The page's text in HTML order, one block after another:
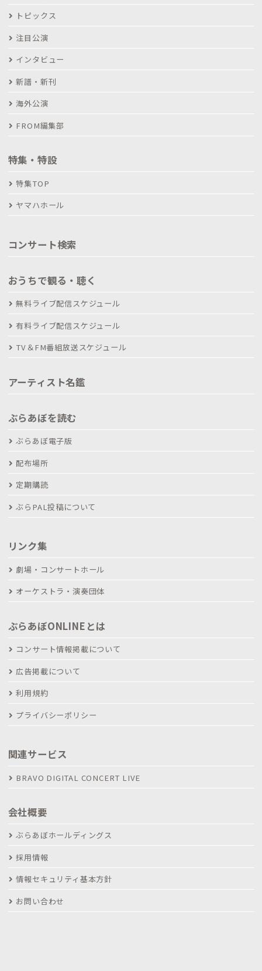
トピックス
注目公演
インタビュー
新譜・新刊
海外公演
FROM編集部
特集・特設
特集TOP
ヤマハホール
コンサート検索
おうちで観る・聴く
無料ライブ配信スケジュール
有料ライブ配信スケジュール
TV＆FM番組放送スケジュール
アーティスト名鑑
ぶらあぼを読む
ぶらあぼ電子版
配布場所
定期購読
ぶらPAL投稿について
リンク集
劇場・コンサートホール
オーケストラ・演奏団体
ぶらあぼONLINEとは
コンサート情報掲載について
広告掲載について
利用規約
プライバシーポリシー
関連サービス
BRAVO DIGITAL CONCERT LIVE
会社概要
ぶらあぼホールディングス
採用情報
情報セキュリティ基本方針
お問い合わせ